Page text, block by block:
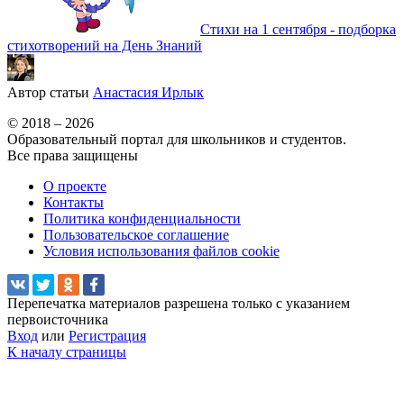
Стихи на 1 сентября - подборка
стихотворений на День Знаний
Автор статьи Анастасия Ирлык
© 2018 – 2026
Образовательный портал для школьников и студентов.
Все права защищены
О проекте
Контакты
Политика конфиденциальности
Пользовательское соглашение
Условия использования файлов cookie
Перепечатка материалов разрешена только с указанием
первоисточника
Вход или Регистрация
К началу страницы